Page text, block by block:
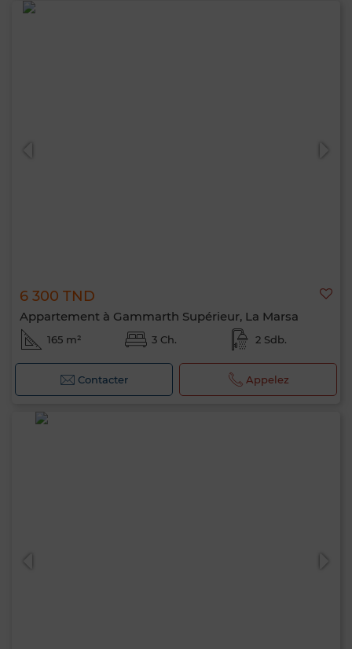
6 300 TND
Appartement à Gammarth Supérieur, La Marsa
165 m² 3 Ch. 2 Sdb.
Contacter Appelez